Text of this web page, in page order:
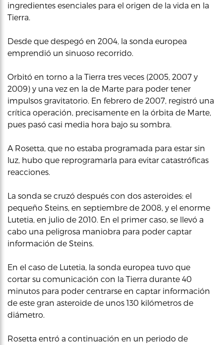
ingredientes esenciales para el origen de la vida en la
Tierra.
Desde que despegó en 2004, la sonda europea
emprendió un sinuoso recorrido.
Orbitó en torno a la Tierra tres veces (2005, 2007 y
2009) y una vez en la de Marte para poder tener
impulsos gravitatorio. En febrero de 2007, registró una
crítica operación, precisamente en la órbita de Marte,
pues pasó casi media hora bajo su sombra.
A Rosetta, que no estaba programada para estar sin
luz, hubo que reprogramarla para evitar catastróficas
reacciones.
La sonda se cruzó después con dos asteroides: el
pequeño Steins, en septiembre de 2008, y el enorme
Lutetia, en julio de 2010. En el primer caso, se llevó a
cabo una peligrosa maniobra para poder captar
información de Steins.
En el caso de Lutetia, la sonda europea tuvo que
cortar su comunicación con la Tierra durante 40
minutos para poder centrarse en captar información
de este gran asteroide de unos 130 kilómetros de
diámetro.
Rosetta entró a continuación en un periodo de